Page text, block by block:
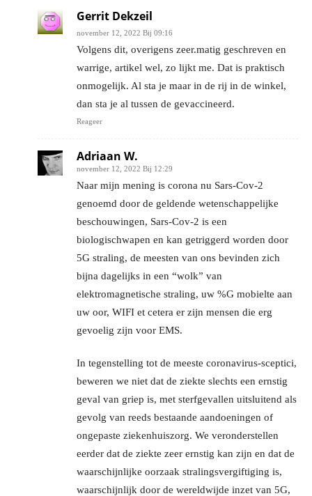
Gerrit Dekzeil
november 12, 2022 Bij 09:16
Volgens dit, overigens zeer.matig geschreven en
warrige, artikel wel, zo lijkt me. Dat is praktisch
onmogelijk. Al sta je maar in de rij in de winkel,
dan sta je al tussen de gevaccineerd.
Reageer
Adriaan W.
november 12, 2022 Bij 12:29
Naar mijn mening is corona nu Sars-Cov-2
genoemd door de geldende wetenschappelijke
beschouwingen, Sars-Cov-2 is een
biologischwapen en kan getriggerd worden door
5G straling, de meesten van ons bevinden zich
bijna dagelijks in een “wolk” van
elektromagnetische straling, uw %G mobielte aan
uw oor, WIFI et cetera er zijn mensen die erg
gevoelig zijn voor EMS.
In tegenstelling tot de meeste coronavirus-sceptici,
beweren we niet dat de ziekte slechts een ernstig
geval van griep is, met sterfgevallen uitsluitend als
gevolg van reeds bestaande aandoeningen of
ongepaste ziekenhuiszorg. We veronderstellen
eerder dat de ziekte zeer ernstig kan zijn en dat de
waarschijnlijke oorzaak stralingsvergiftiging is,
waarschijnlijk door de wereldwijde inzet van 5G,